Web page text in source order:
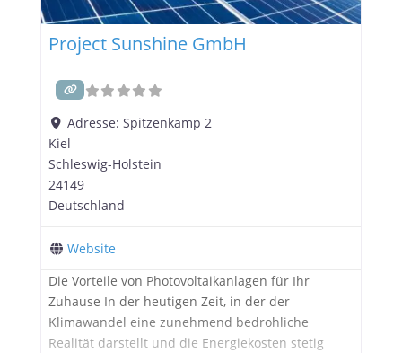
Project Sunshine GmbH
Adresse:Spitzenkamp 2
Kiel
Schleswig-Holstein
24149
Deutschland
Website
Die Vorteile von Photovoltaikanlagen für Ihr
Zuhause In der heutigen Zeit, in der der
Klimawandel eine zunehmend bedrohliche
Realität darstellt und die Energiekosten stetig